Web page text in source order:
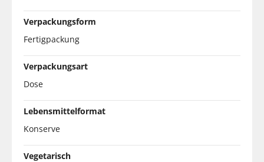
Verpackungsform
Fertigpackung
Verpackungsart
Dose
Lebensmittelformat
Konserve
Vegetarisch